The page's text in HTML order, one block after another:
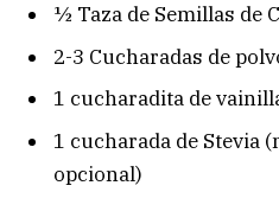
½ Taza de Semillas de
2-3 Cucharadas de
1 cucharadita de
1 cucharada de Stevia
opcional)